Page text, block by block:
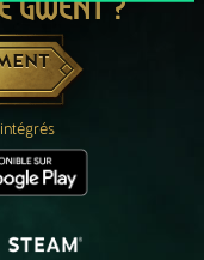
GWENT ?